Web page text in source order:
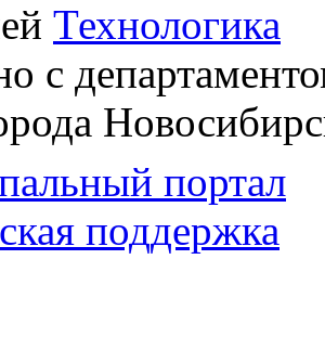
Технологика
с
портал
поддержка